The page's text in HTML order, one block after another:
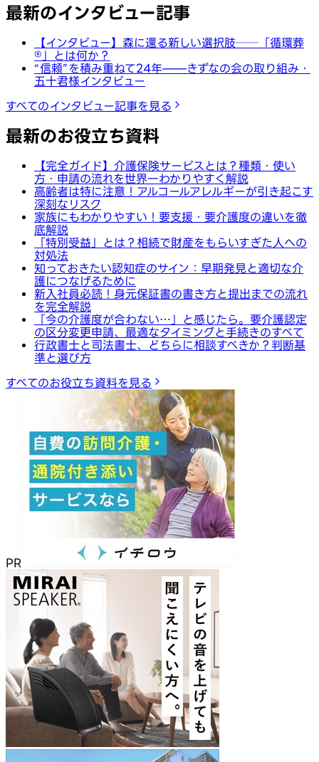
最新のインタビュー記事
【インタビュー】森に還る新しい選択肢──「循環葬
®︎」とは何か？
“信頼”を積み重ねて24年——きずなの会の取り組み・
五十君様インタビュー
すべてのインタビュー記事を見る
最新のお役立ち資料
【完全ガイド】介護保険サービスとは？種類・使い
方・申請の流れを世界一わかりやすく解説
高齢者は特に注意！アルコールアレルギーが引き起こす
深刻なリスク
家族にもわかりやすい！要支援・要介護度の違いを徹
底解説
「特別受益」とは？相続で財産をもらいすぎた人への
対処法
知っておきたい認知症のサイン：早期発見と適切な介
護につなげるために
新入社員必読！身元保証書の書き方と提出までの流れ
を完全解説
「今の介護度が合わない…」と感じたら。要介護認定
の区分変更申請、最適なタイミングと手続きのすべて
行政書士と司法書士、どちらに相談すべきか？判断基
準と選び方
すべてのお役立ち資料を見る
PR